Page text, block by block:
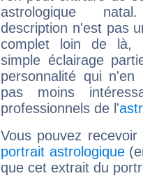
astrologique
description n'est pas
complet loin de là,
simple éclairage
personnalité qui n'en
pas moins
professionnels de l'
Vous pouvez
portrait astrologique
que cet extrait du